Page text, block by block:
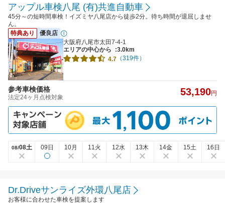
アップル車検八尾 (有)共進自動車
45分～の短時間車検！イズミヤ八尾店から徒歩2分。待ち時間が退屈しませ
ん。
特典あり
優良店
大阪府八尾市太田7-4-1
エリアの中心から
:3.0km
4.7 （319件）
参考車検価格
法定24ヶ月点検対象 53,190円
08/08土 09日 10月 11火 12水 13木 14金 15土 16日
Dr.Driveサンライズ外環八尾店
お客様に合わせた車検を提案します